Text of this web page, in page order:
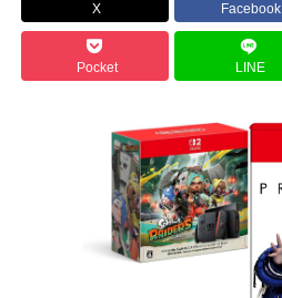
X Facebook
Pocket LINE